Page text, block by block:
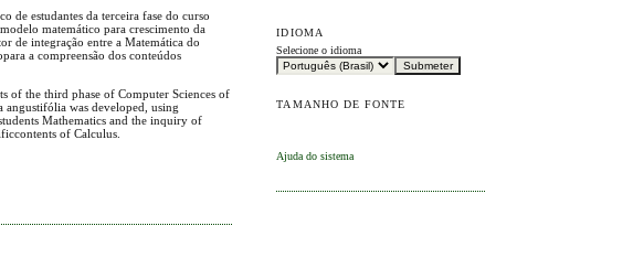
IDIOMA
Selecione o idioma
TAMANHO DE FONTE
Ajuda do sistema
de estudantes da terceira fase do curso
matemático para crescimento da
de integração entre a Matemática do
a compreensão dos conteúdos
of the third phase of Computer Sciences of
angustifólia was developed, using
Mathematics and the inquiry of
of Calculus.